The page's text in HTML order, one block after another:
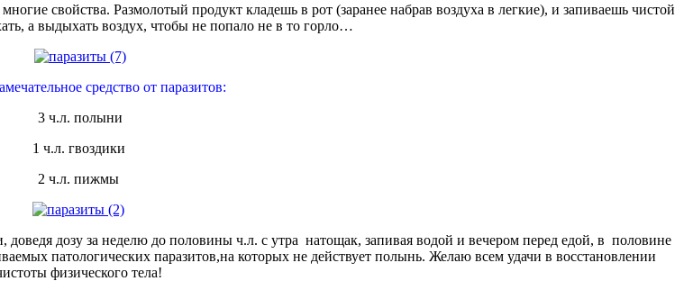
свойства. Размолотый продукт кладешь в рот (заранее набрав воздуха в легкие), и запиваешь чистой
а выдыхать воздух, чтобы не попало не в то горло…
средство от паразитов:
3 ч.л. полыни
1 ч.л. гвоздики
2 ч.л. пижмы
дозу за неделю до половины ч.л. с утра натощак, запивая водой и вечером перед едой, в половине
патологических паразитов,на которых не действует полынь. Желаю всем удачи в восстановлении
физического тела!